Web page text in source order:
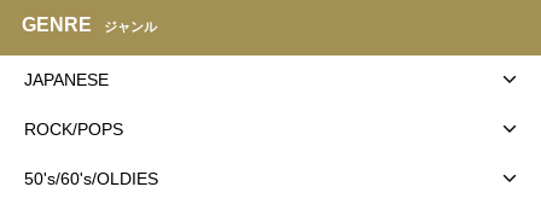
GENRE ジャンル
JAPANESE
ROCK/POPS
50's/60's/OLDIES